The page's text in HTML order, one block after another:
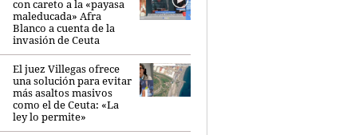
con careto a la «payasa
maleducada» Afra
Blanco a cuenta de la
invasión de Ceuta
El juez Villegas ofrece
una solución para evitar
más asaltos masivos
como el de Ceuta: «La
ley lo permite»